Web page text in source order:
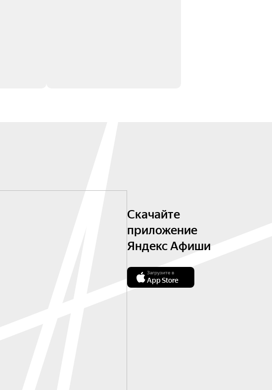
Скачайте
приложение
Яндекс Афиши
Загрузите в
App Store